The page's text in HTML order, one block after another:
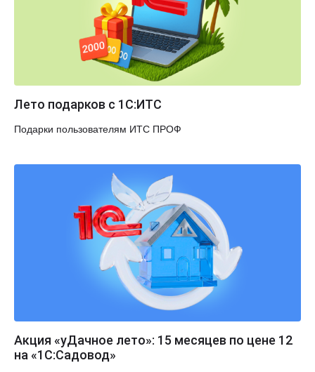
Лето подарков с 1С:ИТС
Подарки пользователям ИТС ПРОФ
Акция «уДачное лето»: 15 месяцев по цене 12
на «1С:Садовод»